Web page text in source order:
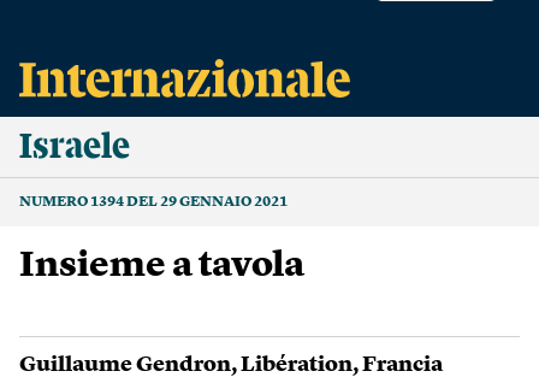
Israele
NUMERO 1394 DEL 29 GENNAIO 2021
Insieme a tavola
Guillaume Gendron,Libération,Francia